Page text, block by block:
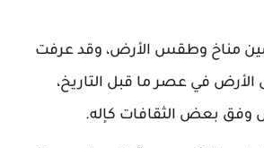
مناخ وطقس الأرض، وقد عرفت
في عصر ما قبل التاريخ،
وفق بعض الثقافات كإله.